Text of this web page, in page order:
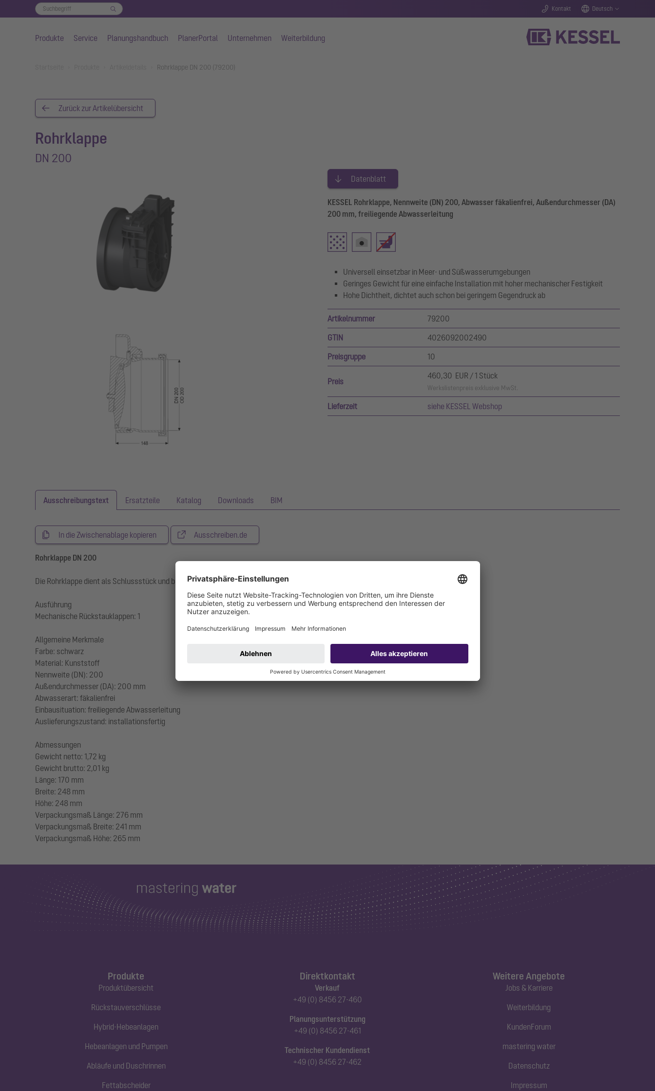
Kontakt Deutsch
Produkte Service Planungshandbuch PlanerPortal Unternehmen Weiterbildung
Rohrklappe DN 200 (79200)
Zurück zur Artikelübersicht
Rohrklappe
DN 200
Datenblatt
KESSEL Rohrklappe, Nennweite (DN) 200, Abwasser fäkalienfrei, Außendurchmesser (DA)
200 mm, freiliegende Abwasserleitung
Universell einsetzbar in Meer- und Süßwasserumgebungen
Geringes Gewicht für eine einfache Installation mit hoher mechanischer Festigkeit
Hohe Dichtheit, dichtet auch schon bei geringem Gegendruck ab
Artikelnummer 79200
GTIN 4026092002490
Preisgruppe 10
Preis
460,30 EUR / 1 Stück
Werkslistenpreis exklusive MwSt.
Lieferzeit siehe KESSEL Webshop
Ausschreibungstext Ersatzteile Katalog Downloads BIM
In die Zwischenablage kopieren Ausschreiben.de
Rohrklappe DN 200
Die Rohrklappe dient als Schlussstück und besitzt eine mechanische Klappe, die selbsttätig schließt.
Ausführung
Mechanische Rückstauklappen: 1
Allgemeine Merkmale
Farbe: schwarz
Material: Kunststoff
Nennweite (DN): 200
Außendurchmesser (DA): 200 mm
Abwasserart: fäkalienfrei
Einbausituation: freiliegende Abwasserleitung
Auslieferungszustand: installationsfertig
Abmessungen
Gewicht netto: 1,72 kg
Gewicht brutto: 2,01 kg
Länge: 170 mm
Breite: 248 mm
Höhe: 248 mm
Verpackungsmaß Länge: 276 mm
Verpackungsmaß Breite: 241 mm
Produkte
Produktübersicht
Rückstauverschlüsse
Hybrid-Hebeanlagen
Hebeanlagen und Pumpen
Abläufe und Duschrinnen
Fettabscheider
Direktkontakt
Verkauf
+49 (0) 8456 27-460
Planungsunterstützung
+49 (0) 8456 27-461
Technischer Kundendienst
+49 (0) 8456 27-462
Weitere Angebote
Jobs & Karriere
Weiterbildung
KundenForum
mastering water
Datenschutz
Impressum